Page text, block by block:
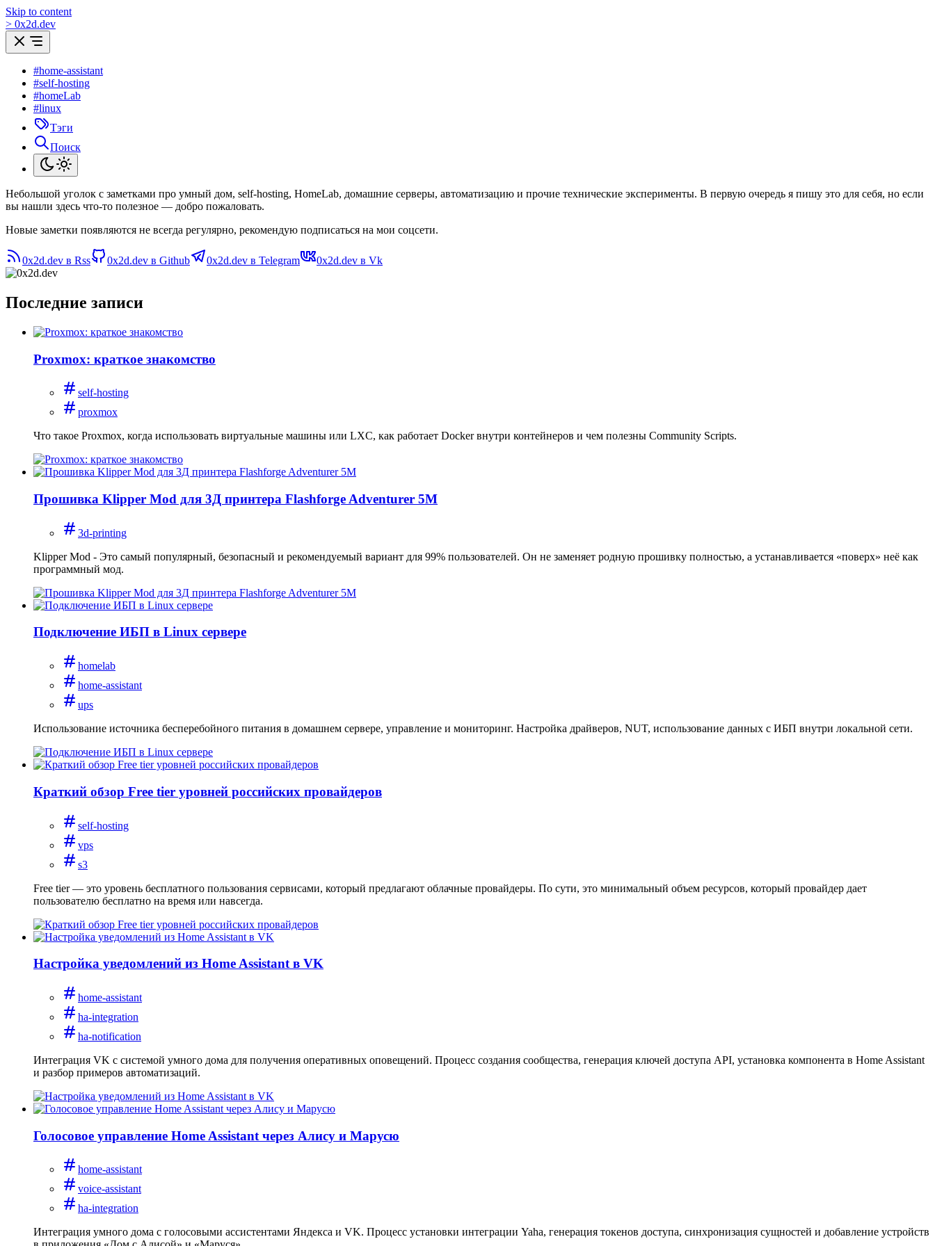
Skip to content
> 0x2d.dev
#home-assistant
#self-hosting
#homeLab
#linux
Тэги
Поиск
Небольшой уголок с заметками про умный дом, self-hosting, HomeLab, домашние серверы, автоматизацию и прочие технические эксперименты. В первую очередь я пишу это для себя, но если
вы нашли здесь что-то полезное — добро пожаловать.
Новые заметки появляются не всегда регулярно, рекомендую подписаться на мои соцсети.
0x2d.dev в Rss 0x2d.dev в Github 0x2d.dev в Telegram 0x2d.dev в Vk
Последние записи
Proxmox: краткое знакомство
self-hosting
proxmox
Что такое Proxmox, когда использовать виртуальные машины или LXC, как работает Docker внутри контейнеров и чем полезны Community Scripts.
Прошивка Klipper Mod для 3Д принтера Flashforge Adventurer 5M
3d-printing
Klipper Mod - Это самый популярный, безопасный и рекомендуемый вариант для 99% пользователей. Он не заменяет родную прошивку полностью, а устанавливается «поверх» неё как
программный мод.
Подключение ИБП в Linux сервере
homelab
home-assistant
ups
Использование источника бесперебойного питания в домашнем сервере, управление и мониторинг. Настройка драйверов, NUT, использование данных с ИБП внутри локальной сети.
Краткий обзор Free tier уровней российских провайдеров
self-hosting
vps
s3
Free tier — это уровень бесплатного пользования сервисами, который предлагают облачные провайдеры. По сути, это минимальный объем ресурсов, который провайдер дает
пользователю бесплатно на время или навсегда.
Настройка уведомлений из Home Assistant в VK
home-assistant
ha-integration
ha-notification
Интеграция VK с системой умного дома для получения оперативных оповещений. Процесс создания сообщества, генерация ключей доступа API, установка компонента в Home Assistant
и разбор примеров автоматизаций.
Голосовое управление Home Assistant через Алису и Марусю
home-assistant
voice-assistant
ha-integration
Интеграция умного дома с голосовыми ассистентами Яндекса и VK. Процесс установки интеграции Yaha, генерация токенов доступа, синхронизация сущностей и добавление устройств